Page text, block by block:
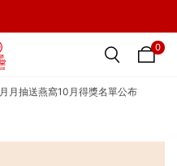
0
月月抽送燕窩10月得獎名單公布